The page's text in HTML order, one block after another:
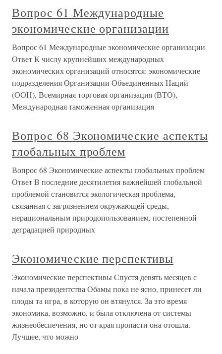
Вопрос 61 Международные
экономические организации
Вопрос 61 Международные экономические организации
Ответ К числу крупнейших международных
экономических организаций относятся: экономические
подразделения Организации Объединенных Наций
(ООН), Всемирная торговая организация (ВТО),
Международная таможенная организация
Вопрос 68 Экономические аспекты
глобальных проблем
Вопрос 68 Экономические аспекты глобальных проблем
Ответ В последние десятилетия важнейшей глобальной
проблемой становится экологическая проблема,
связанная с загрязнением окружающей среды,
нерациональным природопользованием, постепенной
деградацией природных
Экономические перспективы
Экономические перспективы Спустя девять месяцев с
начала президентства Обамы пока не ясно, принесет ли
плоды та игра, в которую он втянулся. За это время
экономика, возможно, и была отключена от системы
жизнеобеспечения, но от края пропасти она отошла.
Лучшее, что можно